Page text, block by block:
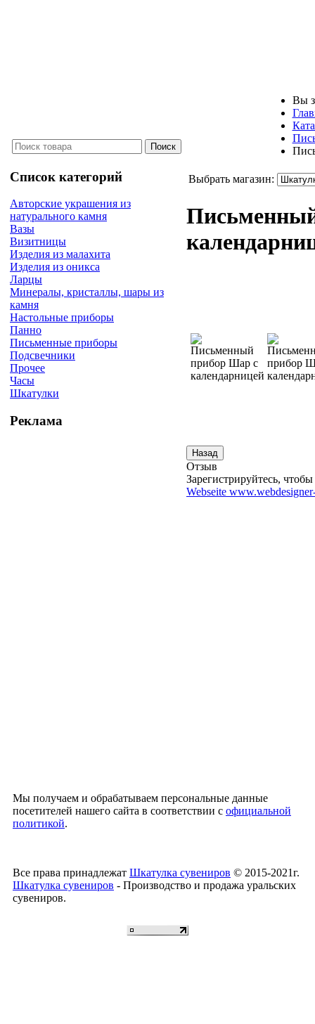
Список категорий
Авторские украшения из
натурального камня
Вазы
Визитницы
Изделия из малахита
Изделия из оникса
Ларцы
Минералы, кристаллы, шары из
камня
Настольные приборы
Панно
Письменные приборы
Подсвечники
Прочее
Часы
Шкатулки
Реклама
Вы
Выбрать магазин:
Отзыв
Зарегистрируйтесь, чтобы
Webseite
Мы получаем и обрабатываем персональные данные
посетителей нашего сайта в соответствии с официальной
политикой.
Все права принадлежат Шкатулка сувениров © 2015-2021г.
Шкатулка сувениров - Производство и продажа уральских
сувениров.